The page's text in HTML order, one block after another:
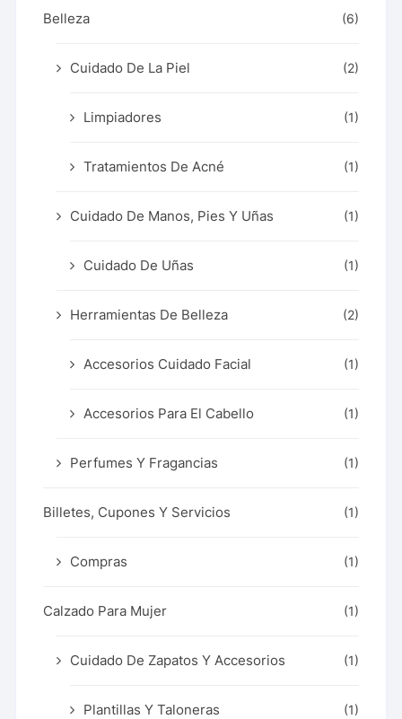
Belleza (6)
Cuidado De La Piel (2)
Limpiadores (1)
Tratamientos De Acné (1)
Cuidado De Manos, Pies Y Uñas (1)
Cuidado De Uñas (1)
Herramientas De Belleza (2)
Accesorios Cuidado Facial (1)
Accesorios Para El Cabello (1)
Perfumes Y Fragancias (1)
Billetes, Cupones Y Servicios (1)
Compras (1)
Calzado Para Mujer (1)
Cuidado De Zapatos Y Accesorios (1)
Plantillas Y Taloneras (1)